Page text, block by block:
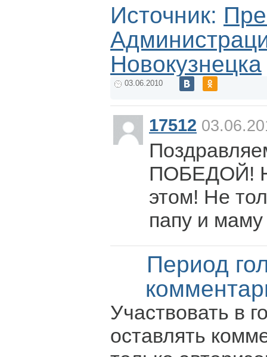
Источник:
Новокузнецка
03.06.2010
17512
ПОБЕДОЙ!
этом! Не
папу и
Период
Участвовать в
оставлять